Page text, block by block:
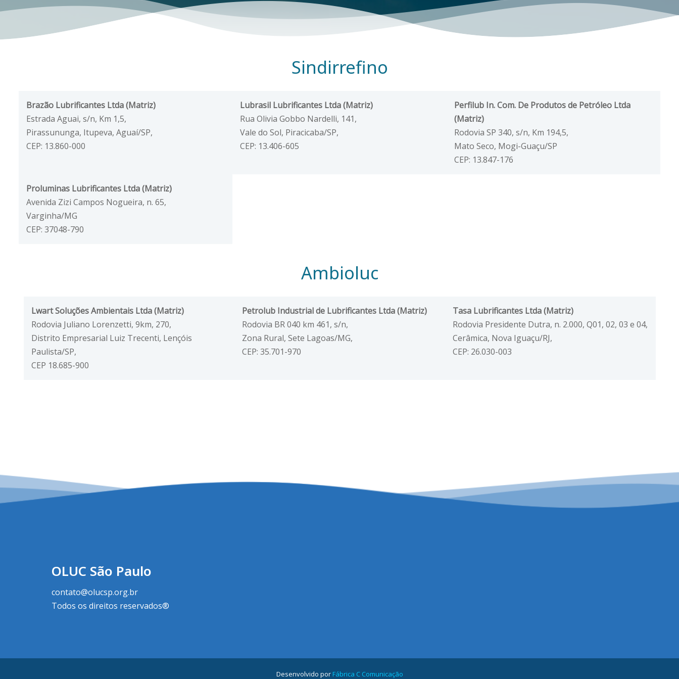
Sindirrefino
Brazão Lubrificantes Ltda (Matriz)
Estrada Aguai, s/n, Km 1,5,
Pirassununga, Itupeva, Aguaí/SP,
CEP: 13.860-000
Lubrasil Lubrificantes Ltda (Matriz)
Rua Olivia Gobbo Nardelli, 141,
Vale do Sol, Piracicaba/SP,
CEP: 13.406-605
Perfilub In. Com. De Produtos de Petróleo Ltda
(Matriz)
Rodovia SP 340, s/n, Km 194,5,
Mato Seco, Mogi-Guaçu/SP
CEP: 13.847-176
Proluminas Lubrificantes Ltda (Matriz)
Avenida Zizi Campos Nogueira, n. 65,
Varginha/MG
CEP: 37048-790
Ambioluc
Lwart Soluções Ambientais Ltda (Matriz)
Rodovia Juliano Lorenzetti, 9km, 270,
Distrito Empresarial Luiz Trecenti, Lençóis
Paulista/SP,
CEP 18.685-900
Petrolub Industrial de Lubrificantes Ltda (Matriz)
Rodovia BR 040 km 461, s/n,
Zona Rural, Sete Lagoas/MG,
CEP: 35.701-970
Tasa Lubrificantes Ltda (Matriz)
Rodovia Presidente Dutra, n. 2.000, Q01, 02, 03 e 04,
Cerâmica, Nova Iguaçu/RJ,
CEP: 26.030-003
OLUC São Paulo
contato@olucsp.org.br
Todos os direitos reservados®
Desenvolvido por Fábrica C Comunicação